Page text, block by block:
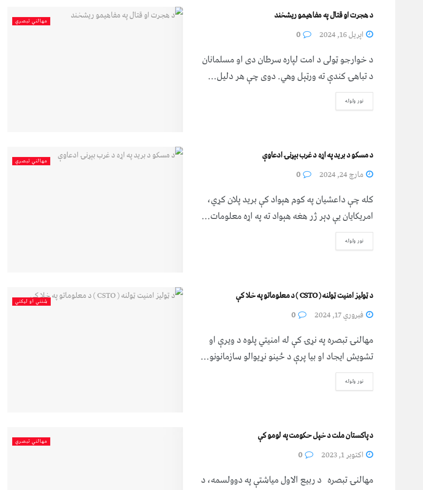
مهالني تبصري
د هجرت او قتال په مفاهیمو ریشخند
اپریل 16, 2024
د خوارجو ټولی د امت لپاره سرطان دی او مسلمانان
د تباهۍ کندې ته ورټېل وهي. دوی چې هر دلیل...
نور ولوله
مهالني تبصري
د مسکو د برید په اړه د غرب بېړنۍ ادعاوې
مارچ 24, 2024
کله چې داعشیان په کوم هېواد کې برید پلان کړي،
امریکایان یې ډېر ژر هغه هېواد ته په اړه معلومات...
نور ولوله
شنني او لیکني
د ټوليز امنيت ټولنه ( CSTO ) د معلوماتو په خلا کې
فبروري 17, 2024
مهالنۍ تبصره په نړۍ کې له امنيتي پلوه د ويرې او
تشويش ايجاد او بيا پرې د ځينو نړيوالو سازمانونو...
نور ولوله
مهالني تبصري
د پاکستان ملت د خپل حکومت په لومو کې
اکتوبر 1, 2023
مهالنۍ تبصره د ربیع الاول میاشتې په دوولسمه، د